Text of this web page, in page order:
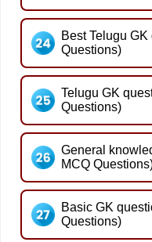
Best Telugu
Questions)
Telugu GK
Questions)
General
MCQ
Basic GK
Questions)